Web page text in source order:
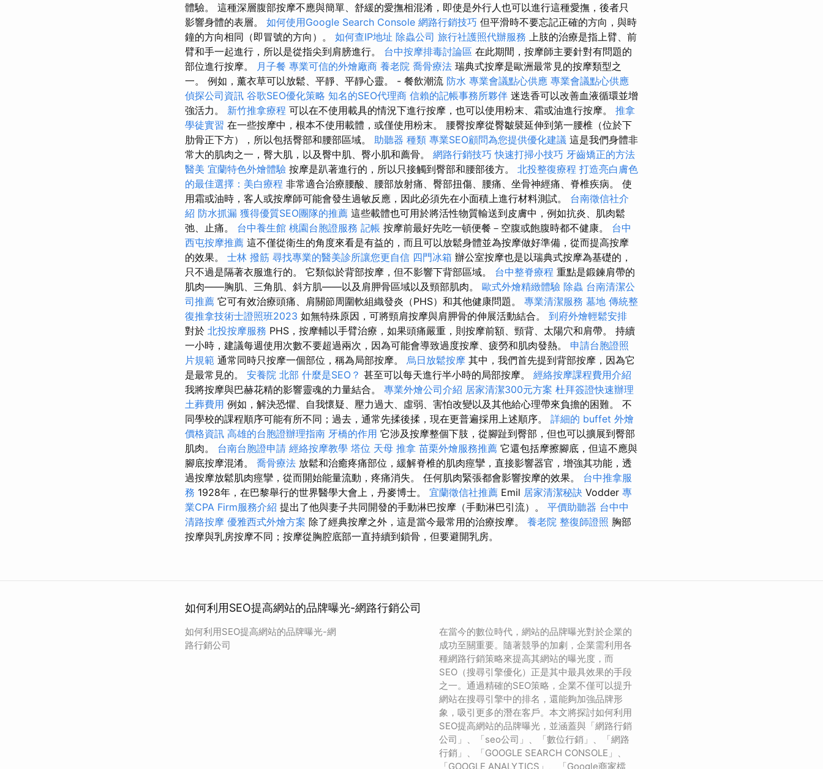
體驗。 這種深層腹部按摩不應與簡單、舒緩的愛撫相混淆，即使是外行人也可以進行這種愛撫，後者只
影響身體的表層。 如何使用Google Search Console 網路行銷技巧 但平滑時不要忘記正確的方向，與時
鐘的方向相同（即冒號的方向）。 如何查IP地址 除蟲公司 旅行社護照代辦服務 上肢的治療是指上臂、前
臂和手一起進行，所以是從指尖到肩膀進行。 台中按摩排毒討論區 在此期間，按摩師主要針對有問題的
部位進行按摩。
月子餐 專業可信的外燴廠商 養老院 喬骨療法 瑞典式按摩是歐洲最常見的按摩類型之
一。 例如，薰衣草可以放鬆、平靜、平靜心靈。 - 餐飲潮流 防水 專業會議點心供應 專業會議點心供應
偵探公司資訊 谷歌SEO優化策略 知名的SEO代理商 信賴的記帳事務所夥伴 迷迭香可以改善血液循環並增
強活力。 新竹推拿療程 可以在不使用載具的情況下進行按摩，也可以使用粉末、霜或油進行按摩。 推拿
學徒實習 在一些按摩中，根本不使用載體，或僅使用粉末。 腰臀按摩從臀皺襞延伸到第一腰椎（位於下
肋骨正下方），所以包括臀部和腰部區域。 助聽器 種類 專業SEO顧問為您提供優化建議 這是我們身體非
常大的肌肉之一，臀大肌，以及臀中肌、臀小肌和薦骨。 網路行銷技巧 快速打掃小技巧 牙齒矯正的方法
醫美 宜蘭特色外燴體驗 按摩是趴著進行的，所以只接觸到臀部和腰部後方。 北投整復療程 打造亮白膚色
的最佳選擇：美白療程 非常適合治療腰酸、腰部放射痛、臀部扭傷、腰痛、坐骨神經痛、脊椎疾病。 使
用霜或油時，客人或按摩師可能會發生過敏反應，因此必須先在小面積上進行材料測試。 台南徵信社介
紹 防水抓漏 獲得優質SEO團隊的推薦 這些載體也可用於將活性物質輸送到皮膚中，例如抗炎、肌肉鬆
弛、止痛。 台中養生館 桃園台胞證服務 記帳 按摩前最好先吃一頓便餐－空腹或飽腹時都不健康。 台中
西屯按摩推薦 這不僅從衛生的角度來看是有益的，而且可以放鬆身體並為按摩做好準備，從而提高按摩
的效果。 士林 撥筋 尋找專業的醫美診所讓您更自信 四門冰箱 辦公室按摩也是以瑞典式按摩為基礎的，
只不過是隔著衣服進行的。 它類似於背部按摩，但不影響下背部區域。 台中整脊療程 重點是鍛鍊肩帶的
肌肉——胸肌、三角肌、斜方肌——以及肩胛骨區域以及頸部肌肉。 歐式外燴精緻體驗 除蟲 台南清潔公
司推薦 它可有效治療頭痛、肩關節周圍軟組織發炎（PHS）和其他健康問題。 專業清潔服務 墓地 傳統整
復推拿技術士證照班2023 如無特殊原因，可將頸肩按摩與肩胛骨的伸展活動結合。 到府外燴輕鬆安排
對於 北投按摩服務 PHS，按摩輔以手臂治療，如果頭痛嚴重，則按摩前額、頸背、太陽穴和肩帶。 持續
一小時，建議每週使用次數不要超過兩次，因為可能會導致過度按摩、疲勞和肌肉發熱。 申請台胞證照
片規範 通常同時只按摩一個部位，稱為局部按摩。 烏日放鬆按摩 其中，我們首先提到背部按摩，因為它
是最常見的。 安養院 北部 什麼是SEO？ 甚至可以每天進行半小時的局部按摩。 經絡按摩課程費用介紹
我將按摩與巴赫花精的影響靈魂的力量結合。 專業外燴公司介紹 居家清潔300元方案 杜拜簽證快速辦理
土葬費用 例如，解決恐懼、自我懷疑、壓力過大、虛弱、害怕改變以及其他給心理帶來負擔的困難。 不
同學校的課程順序可能有所不同；過去，通常先揉後揉，現在更普遍採用上述順序。 詳細的 buffet 外燴
價格資訊 高雄的台胞證辦理指南 牙橋的作用 它涉及按摩整個下肢，從腳趾到臀部，但也可以擴展到臀部
肌肉。 台南台胞證申請 經絡按摩教學 塔位 天母 推拿 苗栗外燴服務推薦 它還包括摩擦腳底，但這不應與
腳底按摩混淆。 喬骨療法 放鬆和治癒疼痛部位，緩解脊椎的肌肉痙攣，直接影響器官，增強其功能，透
過按摩放鬆肌肉痙攣，從而開始能量流動，疼痛消失。 任何肌肉緊張都會影響按摩的效果。 台中推拿服
務 1928年，在巴黎舉行的世界醫學大會上，丹麥博士。 宜蘭徵信社推薦 Emil 居家清潔秘訣 Vodder 專
業CPA Firm服務介紹 提出了他與妻子共同開發的手動淋巴按摩（手動淋巴引流）。 平價助聽器 台中中
清路按摩 優雅西式外燴方案 除了經典按摩之外，這是當今最常用的治療按摩。 養老院 整復師證照 胸部
按摩與乳房按摩不同；按摩從胸腔底部一直持續到鎖骨，但要避開乳房。
如何利用SEO提高網站的品牌曝光-網路行銷公司
如何利用SEO提高網站的品牌曝光-網
路行銷公司
在當今的數位時代，網站的品牌曝光對於企業的
成功至關重要。隨著競爭的加劇，企業需利用各
種網路行銷策略來提高其網站的曝光度，而
SEO（搜尋引擎優化）正是其中最具效果的手段
之一。通過精確的SEO策略，企業不僅可以提升
網站在搜尋引擎中的排名，還能夠加強品牌形
象，吸引更多的潛在客戶。本文將探討如何利用
SEO提高網站的品牌曝光，並涵蓋與「網路行銷
公司」、「seo公司」、「數位行銷」、「網路
行銷」、「GOOGLE SEARCH CONSOLE」、
「GOOGLE ANALYTICS」、「Google商家檔